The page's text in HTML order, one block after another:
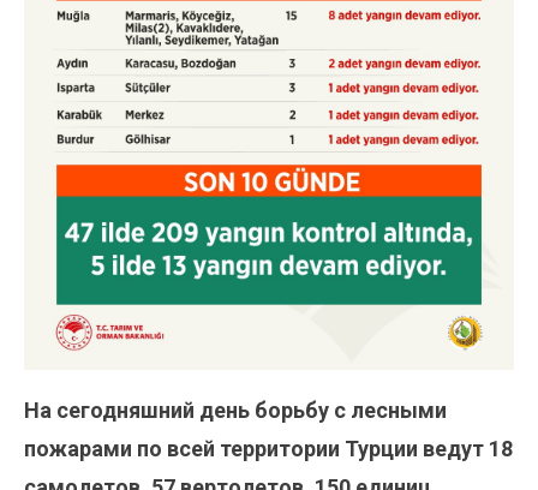
На сегодняшний день борьбу с лесными
пожарами по всей территории Турции ведут 18